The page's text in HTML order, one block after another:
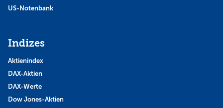
US-Notenbank
Indizes
Aktienindex
DAX-Aktien
DAX-Werte
Dow Jones-Aktien